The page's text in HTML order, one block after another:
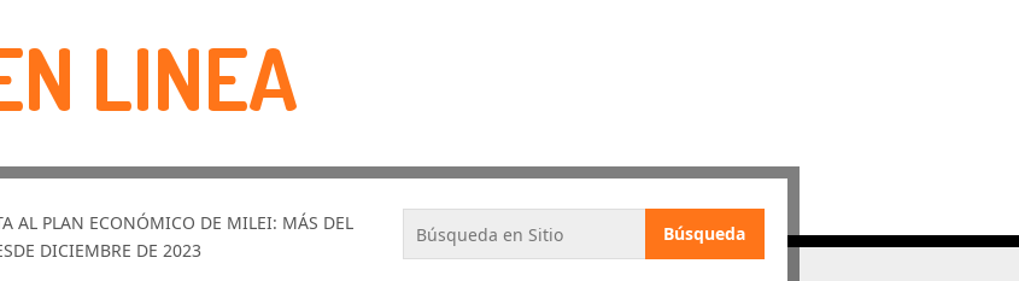
LINEA
AL PLAN ECONÓMICO DE MILEI: MÁS DEL
DICIEMBRE DE 2023